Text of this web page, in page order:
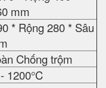
mm
* Rộng 280 * Sâu
Chống trộm
1200°C